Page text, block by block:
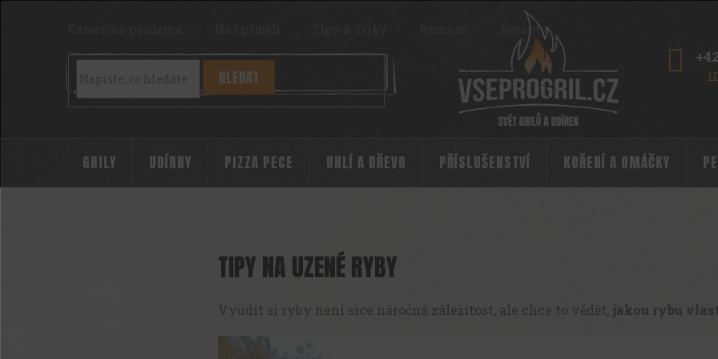
Recepty
HLEDAT
GRILY UDÍRNY PIZZA PECE UHLÍ A DŘEVO PŘÍSLUŠENSTVÍ KOŘENÍ A OMÁČKY
TIPY NA UZENÉ RYBY
Vyudit si ryby není sice náročná záležitost, ale chce to vědět, jakou rybu